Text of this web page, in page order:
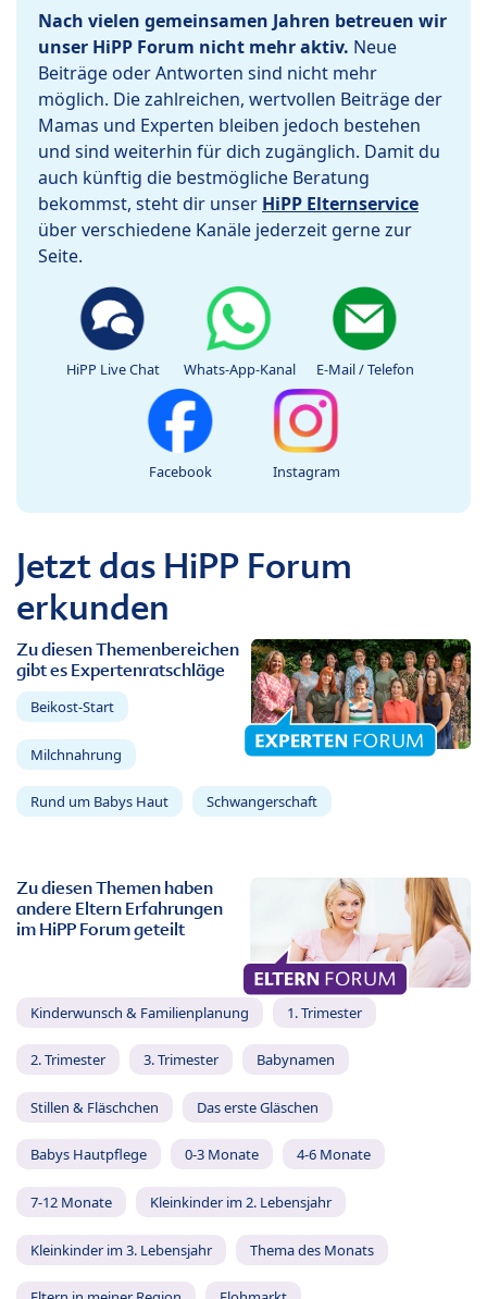
Nach vielen gemeinsamen Jahren betreuen wir
unser HiPP Forum nicht mehr aktiv. Neue
Beiträge oder Antworten sind nicht mehr
möglich. Die zahlreichen, wertvollen Beiträge der
Mamas und Experten bleiben jedoch bestehen
und sind weiterhin für dich zugänglich. Damit du
auch künftig die bestmögliche Beratung
bekommst, steht dir unser HiPP Elternservice
über verschiedene Kanäle jederzeit gerne zur
Seite.
HiPP Live Chat Whats-App-Kanal E-Mail / Telefon
Facebook Instagram
Jetzt das HiPP Forum
erkunden
Zu diesen Themenbereichen
gibt es Expertenratschläge
Beikost-Start
Milchnahrung
Rund um Babys Haut Schwangerschaft
Zu diesen Themen haben
andere Eltern Erfahrungen
im HiPP Forum geteilt
Kinderwunsch & Familienplanung 1. Trimester
2. Trimester 3. Trimester Babynamen
Stillen & Fläschchen Das erste Gläschen
Babys Hautpflege 0-3 Monate 4-6 Monate
7-12 Monate Kleinkinder im 2. Lebensjahr
Kleinkinder im 3. Lebensjahr Thema des Monats